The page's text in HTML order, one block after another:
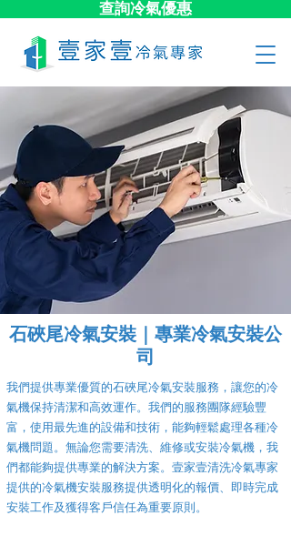
查詢冷氣優惠
石硤尾冷氣安裝｜專業冷氣安裝公
司
我們提供專業優質的石硤尾冷氣安裝服務，讓您的冷
氣機保持清潔和高效運作。我們的服務團隊經驗豐
富，使用最先進的設備和技術，能夠輕鬆處理各種冷
氣機問題。無論您需要清洗、維修或安裝冷氣機，我
們都能夠提供專業的解決方案。壹家壹清洗冷氣專家
提供的冷氣機安裝服務提供透明化的報價、即時完成
安裝工作及獲得客戶信任為重要原則。